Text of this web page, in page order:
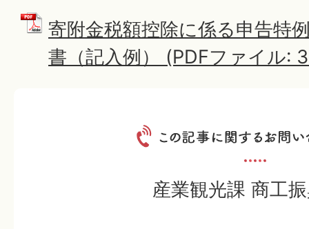
寄附金税額控除に係る申告特
書（記入例） (PDFファイル:
産業観光課 商工